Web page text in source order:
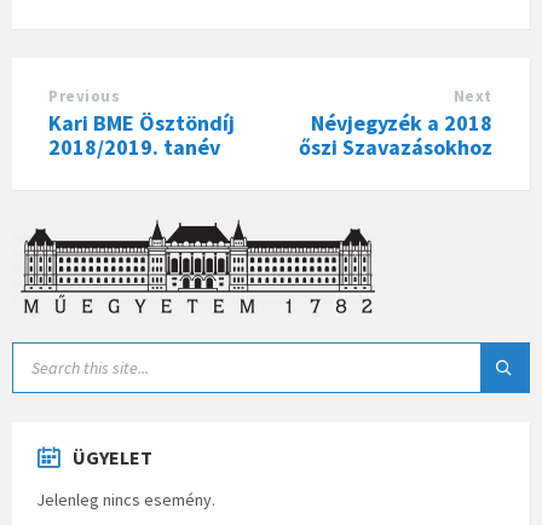
Previous
Kari BME Ösztöndíj
2018/2019. tanév
Next
Névjegyzék a 2018
őszi Szavazásokhoz
ÜGYELET
Jelenleg nincs esemény.